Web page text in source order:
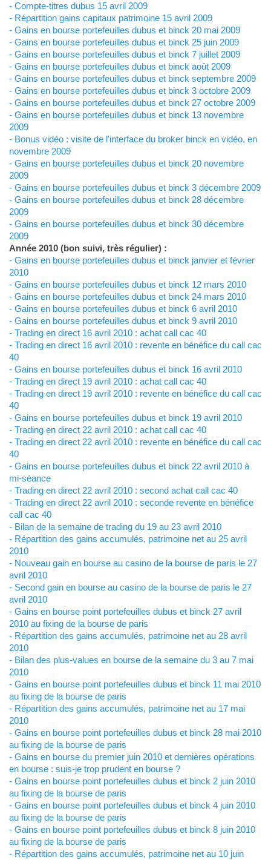
- Compte-titres dubus 15 avril 2009
- Répartition gains capitaux patrimoine 15 avril 2009
- Gains en bourse portefeuilles dubus et binck 20 mai 2009
- Gains en bourse portefeuilles dubus et binck 25 juin 2009
- Gains en bourse portefeuilles dubus et binck 7 juillet 2009
- Gains en bourse portefeuilles dubus et binck août 2009
- Gains en bourse portefeuilles dubus et binck septembre 2009
- Gains en bourse portefeuilles dubus et binck 3 octobre 2009
- Gains en bourse portefeuilles dubus et binck 27 octobre 2009
- Gains en bourse portefeuilles dubus et binck 13 novembre
2009
- Bonus vidéo : visite de l'interface du broker binck en vidéo, en
novembre 2009
- Gains en bourse portefeuilles dubus et binck 20 novembre
2009
- Gains en bourse portefeuilles dubus et binck 3 décembre 2009
- Gains en bourse portefeuilles dubus et binck 28 décembre
2009
- Gains en bourse portefeuilles dubus et binck 30 décembre
2009
Année 2010 (bon suivi, très régulier) :
- Gains en bourse portefeuilles dubus et binck janvier et février
2010
- Gains en bourse portefeuilles dubus et binck 12 mars 2010
- Gains en bourse portefeuilles dubus et binck 24 mars 2010
- Gains en bourse portefeuilles dubus et binck 6 avril 2010
- Gains en bourse portefeuilles dubus et binck 9 avril 2010
- Trading en direct 16 avril 2010 : achat call cac 40
- Trading en direct 16 avril 2010 : revente en bénéfice du call cac
40
- Gains en bourse portefeuilles dubus et binck 16 avril 2010
- Trading en direct 19 avril 2010 : achat call cac 40
- Trading en direct 19 avril 2010 : revente en bénéfice du call cac
40
- Gains en bourse portefeuilles dubus et binck 19 avril 2010
- Trading en direct 22 avril 2010 : achat call cac 40
- Trading en direct 22 avril 2010 : revente en bénéfice du call cac
40
- Gains en bourse portefeuilles dubus et binck 22 avril 2010 à
mi-séance
- Trading en direct 22 avril 2010 : second achat call cac 40
- Trading en direct 22 avril 2010 : seconde revente en bénéfice
call cac 40
- Bilan de la semaine de trading du 19 au 23 avril 2010
- Répartition des gains accumulés, patrimoine net au 25 avril
2010
- Nouveau gain en bourse au casino de la bourse de paris le 27
avril 2010
- Second gain en bourse au casino de la bourse de paris le 27
avril 2010
- Gains en bourse point portefeuilles dubus et binck 27 avril
2010 au fixing de la bourse de paris
- Répartition des gains accumulés, patrimoine net au 28 avril
2010
- Bilan des plus-values en bourse de la semaine du 3 au 7 mai
2010
- Gains en bourse point portefeuilles dubus et binck 11 mai 2010
au fixing de la bourse de paris
- Répartition des gains accumulés, patrimoine net au 17 mai
2010
- Gains en bourse point portefeuilles dubus et binck 28 mai 2010
au fixing de la bourse de paris
- Gains en bourse du premier juin 2010 et dernières opérations
en bourse : suis-je trop prudent en bourse ?
- Gains en bourse point portefeuilles dubus et binck 2 juin 2010
au fixing de la bourse de paris
- Gains en bourse point portefeuilles dubus et binck 4 juin 2010
au fixing de la bourse de paris
- Gains en bourse point portefeuilles dubus et binck 8 juin 2010
au fixing de la bourse de paris
- Répartition des gains accumulés, patrimoine net au 10 juin